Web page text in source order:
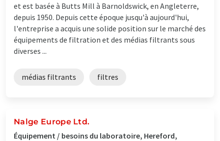
et est basée à Butts Mill à Barnoldswick, en Angleterre,
depuis 1950. Depuis cette époque jusqu'à aujourd'hui,
l'entreprise a acquis une solide position sur le marché des
équipements de filtration et des médias filtrants sous
diverses ...
médias filtrants filtres
Nalge Europe Ltd.
Équipement / besoins du laboratoire, Hereford,